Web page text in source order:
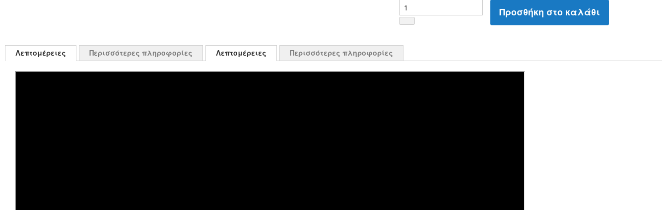
Προσθήκη στο καλάθι
Λεπτομέρειες Περισσότερες πληροφορίες Λεπτομέρειες Περισσότερες πληροφορίες